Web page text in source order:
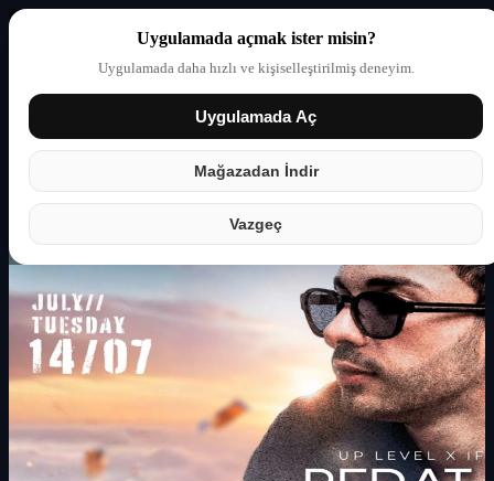
Uygulamada açmak ister misin?
Uygulamada daha hızlı ve kişiselleştirilmiş deneyim.
Uygulamada Aç
Mağazadan İndir
Vazgeç
Giriş yap Partner